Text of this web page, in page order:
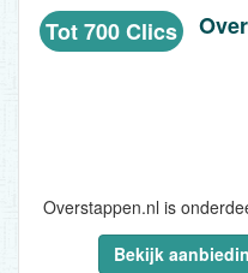
Tot 700 Clics
Bekijk